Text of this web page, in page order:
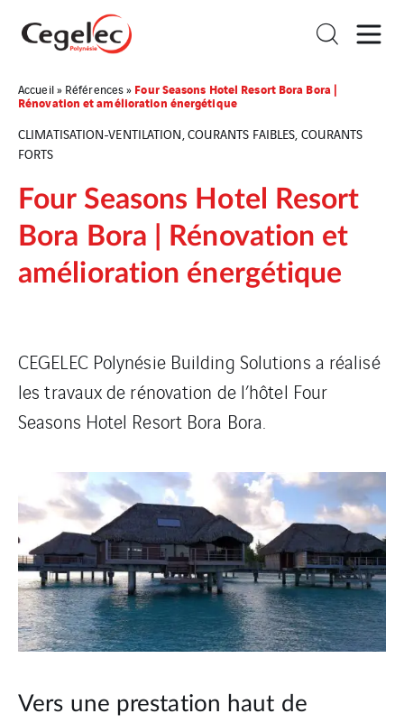
Accueil» Références» Four Seasons Hotel Resort Bora Bora |
Rénovation et amélioration énergétique
CLIMATISATION-VENTILATION, COURANTS FAIBLES, COURANTS
FORTS
Four Seasons Hotel Resort
Bora Bora | Rénovation et
amélioration énergétique
CEGELEC Polynésie Building Solutions a réalisé
les travaux de rénovation de l’hôtel Four
Seasons Hotel Resort Bora Bora.
Vers une prestation haut de